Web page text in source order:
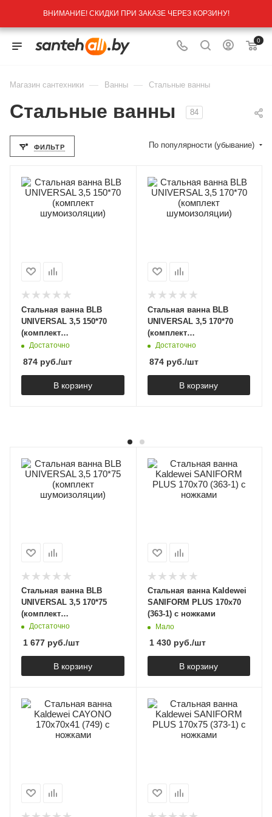
ВНИМАНИЕ! СКИДКИ ПРИ ЗАКАЗЕ ЧЕРЕЗ КОРЗИНУ!
0
Магазин сантехники — Ванны — Стальные ванны
Стальные ванны 84
ФИЛЬТР По популярности (убывание)
Стальная ванна BLB
UNIVERSAL 3,5 150*70
(комплект
шумоизоляции)
Достаточно
874 руб./шт
В корзину
Стальная ванна BLB
UNIVERSAL 3,5 170*70
(комплект
шумоизоляции)
Достаточно
874руб./шт
В корзину
Стальная ванна BLB
UNIVERSAL 3,5 170*75
(комплект
шумоизоляции)
Достаточно
1 677 руб./шт
В корзину
Стальная ванна Kaldewei
SANIFORM PLUS 170х70
(363-1) с ножками
Мало
1 430руб./шт
В корзину